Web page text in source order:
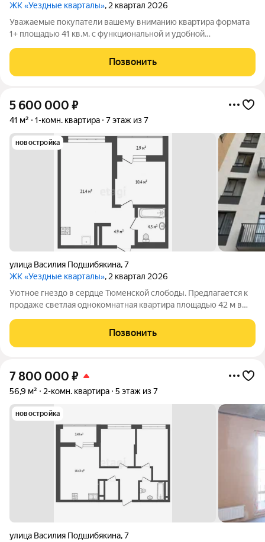
ЖК «Уездные кварталы», 2 квартал 2026
Уважаемые покупатели вашему вниманию квартира формата
1+ площадью 41 кв.м. с функциональной и удобной
комплексов. Функциональная кухня-гостиная 15 кв.м. с теплой
лоджией. ЖК "Уездные кварталы"
Позвонить
5 600 000 ₽
41 м² 1-комн. квартира 7 этаж из 7
новостройка
улица Василия Подшибякина,7
ЖК «Уездные кварталы», 2 квартал 2026
Уютное гнездо в сердце Тюменской слободы. Предлагается к
продаже светлая однокомнатная квартира площадью 42 м в
этаже и имеет выход на балкон
Позвонить
7 800 000 ₽
56,9 м² 2-комн. квартира 5 этаж из 7
новостройка
улица Василия Подшибякина,7